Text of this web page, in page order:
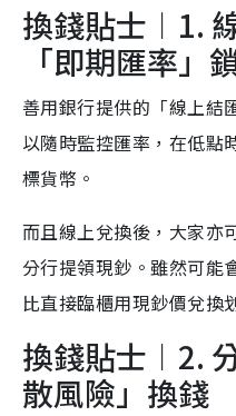
換錢貼士︱1.
「即期匯率」
善用銀行提供的「線上結
以隨時監控匯率，在低點
標貨幣。
而且線上兌換後，大家亦
分行提領現鈔。雖然可能
比直接臨櫃用現鈔價兌換
換錢貼士︱2.
散風險」換錢